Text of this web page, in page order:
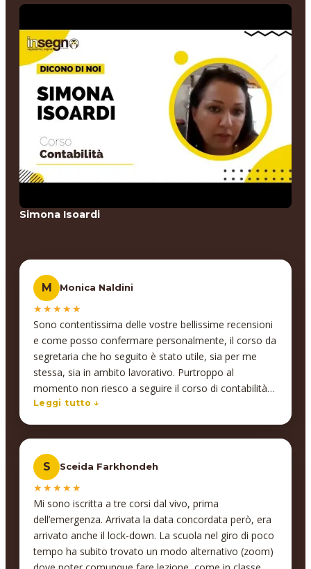
Simona Isoardi
M Monica Naldini
★★★★★
Sono contentissima delle vostre bellissime recensioni
e come posso confermare personalmente, il corso da
segretaria che ho seguito è stato utile, sia per me
stessa, sia in ambito lavorativo. Purtroppo al
momento non riesco a seguire il corso di contabilità
(che ho comunque intenzione di fare prima o poi)
materiale essendo anche lontano da casa. La buona
notizia è che lavoro come segretaria, (cosa che
desideravo da sempre) e senza le basi che mi avete
dato sarebbe stata improbabile un’assunzione di
questo tipo
Leggi tutto ↓
S Sceida Farkhondeh
★★★★★
Mi sono iscritta a tre corsi dal vivo, prima
dell’emergenza. Arrivata la data concordata però, era
arrivato anche il lock-down. La scuola nel giro di poco
tempo ha subito trovato un modo alternativo (zoom)